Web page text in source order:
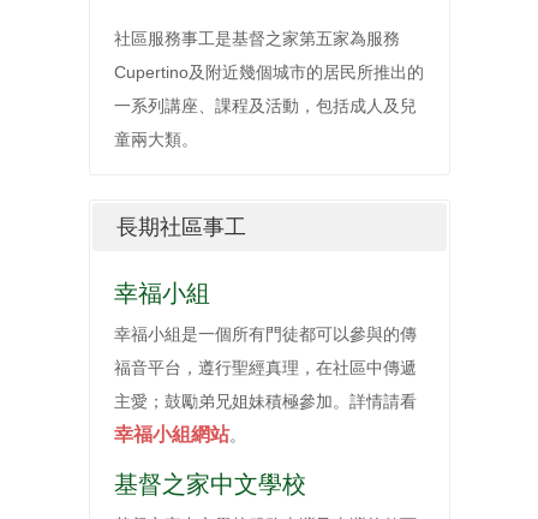
社區服務事工是基督之家第五家為服務
Cupertino及附近幾個城市的居民所推出的
一系列講座、課程及活動，包括成人及兒
童兩大類。
長期社區事工
幸福小組
幸福小組是一個所有門徒都可以參與的傳
福音平台，遵行聖經真理，在社區中傳遞
主愛；鼓勵弟兄姐妹積極參加。詳情請看
幸福小組網站。
基督之家中文學校